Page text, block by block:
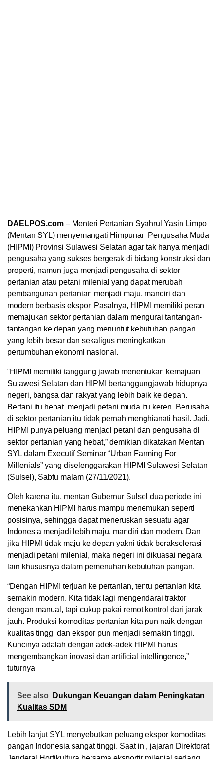
DAELPOS.com – Menteri Pertanian Syahrul Yasin Limpo
(Mentan SYL) menyemangati Himpunan Pengusaha Muda
(HIPMI) Provinsi Sulawesi Selatan agar tak hanya menjadi
pengusaha yang sukses bergerak di bidang konstruksi dan
properti, namun juga menjadi pengusaha di sektor
pertanian atau petani milenial yang dapat merubah
pembangunan pertanian menjadi maju, mandiri dan
modern berbasis ekspor. Pasalnya, HIPMI memiliki peran
memajukan sektor pertanian dalam mengurai tantangan-
tantangan ke depan yang menuntut kebutuhan pangan
yang lebih besar dan sekaligus meningkatkan
pertumbuhan ekonomi nasional.
“HIPMI memiliki tanggung jawab menentukan kemajuan
Sulawesi Selatan dan HIPMI bertanggungjawab hidupnya
negeri, bangsa dan rakyat yang lebih baik ke depan.
Bertani itu hebat, menjadi petani muda itu keren. Berusaha
di sektor pertanian itu tidak pernah menghianati hasil. Jadi,
HIPMI punya peluang menjadi petani dan pengusaha di
sektor pertanian yang hebat,” demikian dikatakan Mentan
SYL dalam Executif Seminar “Urban Farming For
Millenials” yang diselenggarakan HIPMI Sulawesi Selatan
(Sulsel), Sabtu malam (27/11/2021).
Oleh karena itu, mentan Gubernur Sulsel dua periode ini
menekankan HIPMI harus mampu menemukan seperti
posisinya, sehingga dapat meneruskan sesuatu agar
Indonesia menjadi lebih maju, mandiri dan modern. Dan
jika HIPMI tidak maju ke depan yakni tidak berakselerasi
menjadi petani milenial, maka negeri ini dikuasai negara
lain khususnya dalam pemenuhan kebutuhan pangan.
“Dengan HIPMI terjuan ke pertanian, tentu pertanian kita
semakin modern. Kita tidak lagi mengendarai traktor
dengan manual, tapi cukup pakai remot kontrol dari jarak
jauh. Produksi komoditas pertanian kita pun naik dengan
kualitas tinggi dan ekspor pun menjadi semakin tinggi.
Kuncinya adalah dengan adek-adek HIPMI harus
mengembangkan inovasi dan artificial intellingence,”
tuturnya.
See also
Dukungan Keuangan dalam Peningkatan
Kualitas SDM
Lebih lanjut SYL menyebutkan peluang ekspor komoditas
pangan Indonesia sangat tinggi. Saat ini, jajaran Direktorat